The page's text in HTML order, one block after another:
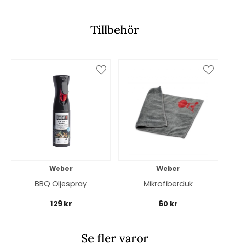
Tillbehör
Weber
BBQ Oljespray
129 kr
Weber
Mikrofiberduk
60 kr
Se fler varor